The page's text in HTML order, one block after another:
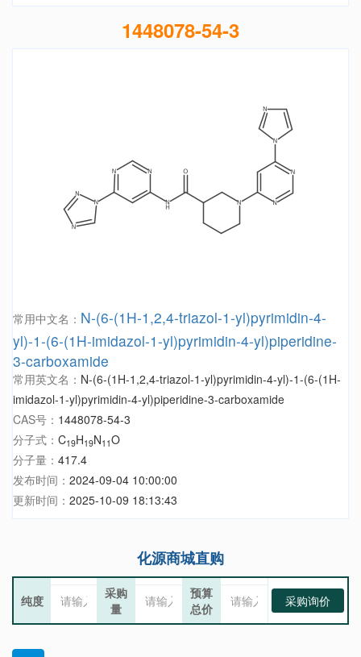
1448078-54-3
常用中文名： N-(6-(1H-1,2,4-triazol-1-yl)pyrimidin-4-
yl)-1-(6-(1H-imidazol-1-yl)pyrimidin-4-yl)piperidine-
3-carboxamide
常用英文名： N-(6-(1H-1,2,4-triazol-1-yl)pyrimidin-4-yl)-1-(6-(1H-
imidazol-1-yl)pyrimidin-4-yl)piperidine-3-carboxamide
CAS号： 1448078-54-3
分子式： C19H19N11O
分子量： 417.4
发布时间： 2024-09-04 10:00:00
更新时间： 2025-10-09 18:13:43
化源商城直购
纯度
采购
量
预算
总价
采购询价